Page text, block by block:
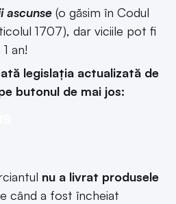
ascunse (o găsim în Codul
1707), dar viciile pot fi
an!
legislația actualizată de
butonul de mai jos:
nu a livrat produsele
când a fost încheiat